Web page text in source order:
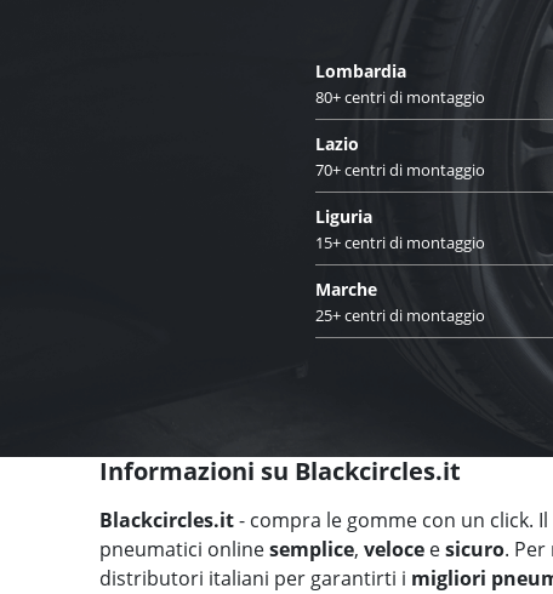
Lombardia
80+ centri di montaggio
Lazio
70+ centri di montaggio
Liguria
15+ centri di montaggio
Marche
25+ centri di montaggio
Informazioni su Blackcircles.it
Blackcircles.it- compra le gomme con un click.
pneumatici onlinesemplice, veloce esicuro.
distributori italiani per garantirti i migliori